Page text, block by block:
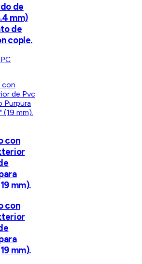
de
mm)
de
cople.
con
mm).
con
mm).